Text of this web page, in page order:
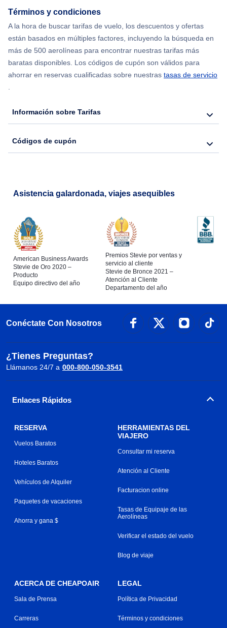
Términos y condiciones
A la hora de buscar tarifas de vuelo, los descuentos y ofertas
están basados en múltiples factores, incluyendo la búsqueda en
más de 500 aerolíneas para encontrar nuestras tarifas más
baratas disponibles. Los códigos de cupón son válidos para
ahorrar en reservas cualificadas sobre nuestras tasas de servicio
.
Información sobre Tarifas
Códigos de cupón
Asistencia galardonada, viajes asequibles
American Business Awards
Stevie de Oro 2020 –
Producto
Equipo directivo del año
Premios Stevie por ventas y
servicio al cliente
Stevie de Bronce 2021 –
Atención al Cliente
Departamento del año
Conéctate Con Nosotros
¿Tienes Preguntas?
Llámanos 24/7 a 000-800-050-3541
Enlaces Rápidos
RESERVA
Vuelos Baratos
Hoteles Baratos
Vehículos de Alquiler
Paquetes de vacaciones
Ahorra y gana $
HERRAMIENTAS DEL
VIAJERO
Consultar mi reserva
Atención al Cliente
Facturacion online
Tasas de Equipaje de las
Aerolíneas
Verificar el estado del vuelo
Blog de viaje
ACERCA DE CHEAPOAIR
Sala de Prensa
Carreras
LEGAL
Política de Privacidad
Términos y condiciones